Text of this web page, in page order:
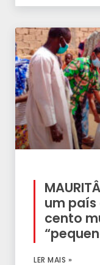
um país
cento
LER MAIS »